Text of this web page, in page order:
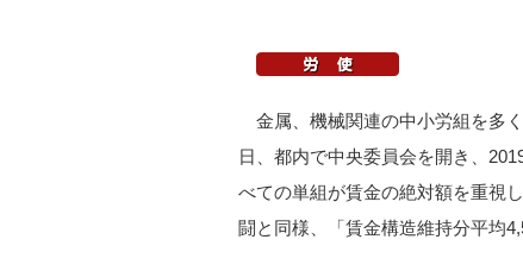
金属、機械関連の中小労組を多
日、都内で中央委員会を開き、
べての単組が賃金の絶対額を重視
闘と同様、「賃金構造維持分平均